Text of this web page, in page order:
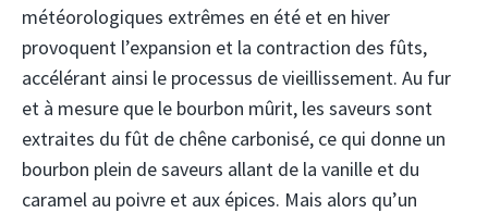
météorologiques extrêmes en été et en hiver
provoquent l’expansion et la contraction des fûts,
accélérant ainsi le processus de vieillissement. Au fur
et à mesure que le bourbon mûrit, les saveurs sont
extraites du fût de chêne carbonisé, ce qui donne un
bourbon plein de saveurs allant de la vanille et du
caramel au poivre et aux épices. Mais alors qu’un